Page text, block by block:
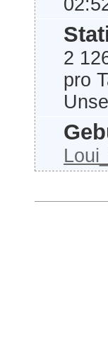
2
pro